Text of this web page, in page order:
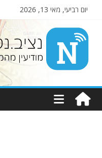
יום רביעי, מאי 13, 2026
Nziv.net
מודיעין
מהמקורות